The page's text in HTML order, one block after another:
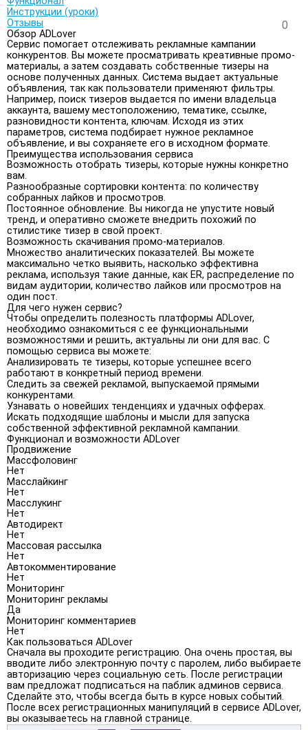
Инструкции (уроки)
Отзывы
0
Обзор ADLover
Сервис помогает отслеживать рекламные кампании
конкурентов. Вы можете просматривать креативные промо-
материалы, а затем создавать собственные тизеры на
основе полученных данных. Система выдает актуальные
объявления, так как пользователи применяют фильтры.
Например, поиск тизеров выдается по имени владельца
аккаунта, вашему местоположению, тематике, ссылке,
разновидности контента, ключам. Исходя из этих
параметров, система подбирает нужное рекламное
объявление, и вы сохраняете его в исходном формате.
Преимущества использования сервиса
Возможность отобрать тизеры, которые нужны конкретно
вам.
Разнообразные сортировки контента: по количеству
собранных лайков и просмотров.
Постоянное обновление. Вы никогда не упустите новый
тренд, и оперативно сможете внедрить похожий по
стилистике тизер в свой проект.
Возможность скачивания промо-материалов.
Множество аналитических показателей. Вы можете
максимально четко выявить, насколько эффективна
реклама, используя такие данные, как ER, распределение по
видам аудитории, количество лайков или просмотров на
один пост.
Для чего нужен сервис?
Чтобы определить полезность платформы ADLover,
необходимо ознакомиться с ее функциональными
возможностями и решить, актуальны ли они для вас. С
помощью сервиса вы можете:
Анализировать те тизеры, которые успешнее всего
работают в конкретный период времени.
Следить за свежей рекламой, выпускаемой прямыми
конкурентами.
Узнавать о новейших тенденциях и удачных офферах.
Искать подходящие шаблоны и мысли для запуска
собственной эффективной рекламной кампании.
Функционал и возможности ADLover
Продвижение
Массфоловинг
Нет
Масслайкинг
Нет
Масслукинг
Нет
Автодирект
Нет
Массовая рассылка
Нет
Автокомментирование
Нет
Мониторинг
Мониторинг рекламы
Да
Мониторинг комментариев
Нет
Как пользоваться ADLover
Сначала вы проходите регистрацию. Она очень простая, вы
вводите либо электронную почту с паролем, либо выбираете
авторизацию через социальную сеть. После регистрации
вам предложат подписаться на паблик админов сервиса.
Сделайте это, чтобы всегда быть в курсе новых событий.
После всех регистрационных манипуляций в сервисе ADLover,
вы оказываетесь на главной странице.